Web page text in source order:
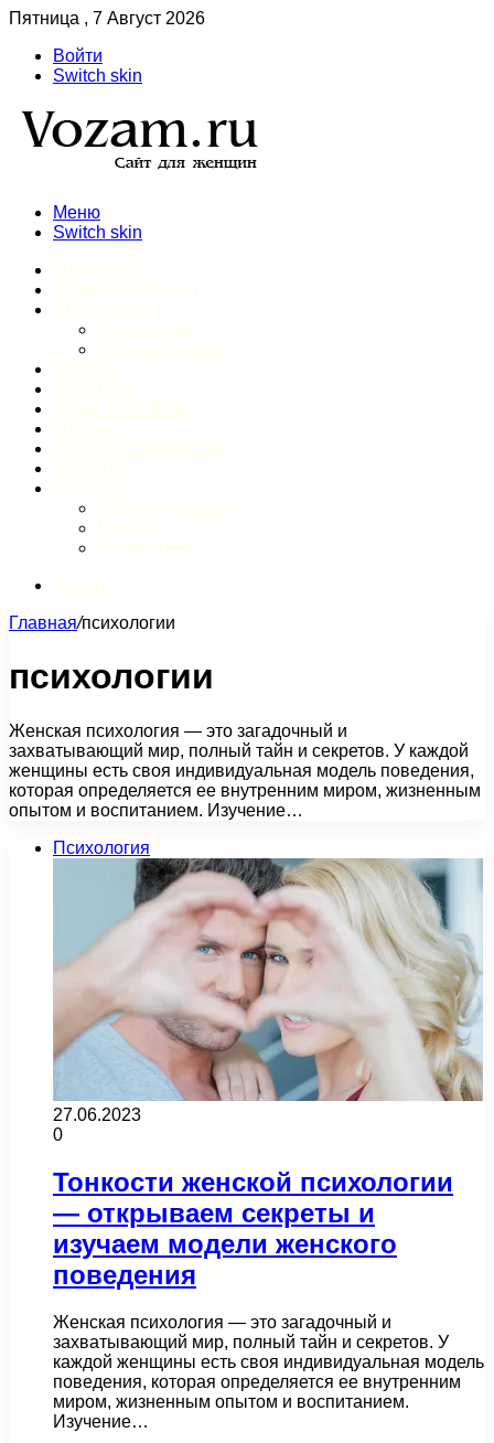
Пятница , 7 Август 2026
Войти
Switch skin
Меню
Switch skin
Главная/психологии
психологии
Женская психология — это загадочный и
захватывающий мир, полный тайн и секретов. У каждой
женщины есть своя индивидуальная модель поведения,
которая определяется ее внутренним миром, жизненным
опытом и воспитанием. Изучение…
Психология
27.06.2023
0
Тонкости женской психологии
— открываем секреты и
изучаем модели женского
поведения
Женская психология — это загадочный и
захватывающий мир, полный тайн и секретов. У
каждой женщины есть своя индивидуальная модель
поведения, которая определяется ее внутренним
миром, жизненным опытом и воспитанием.
Изучение…